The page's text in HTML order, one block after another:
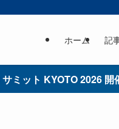
ホーム 記
サミット KYOTO 2026 開